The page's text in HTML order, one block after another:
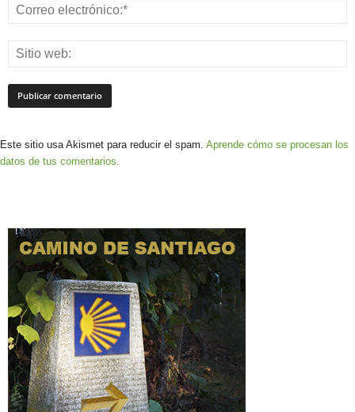
Este sitio usa Akismet para reducir el spam. Aprende cómo se procesan los
datos de tus comentarios.